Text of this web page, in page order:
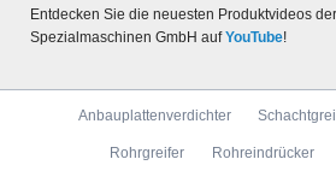
Entdecken Sie die neuesten Produktvideos
Spezialmaschinen GmbH aufYouTube!
Navigation
Anbauplattenverdichter
Rohrgreifer Rohreindrücker